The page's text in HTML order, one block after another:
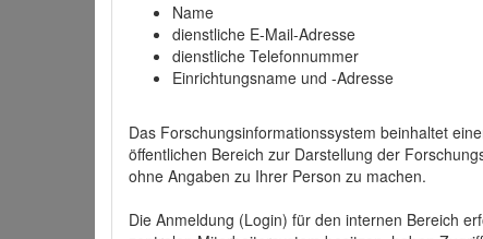
Name
dienstliche E-Mail-Adresse
dienstliche Telefonnummer
Einrichtungsname und -Adresse
Das Forschungsinformationssystem beinhaltet
öffentlichen Bereich zur Darstellung der
ohne Angaben zu Ihrer Person zu machen.
Die Anmeldung (Login) für den internen Bereich